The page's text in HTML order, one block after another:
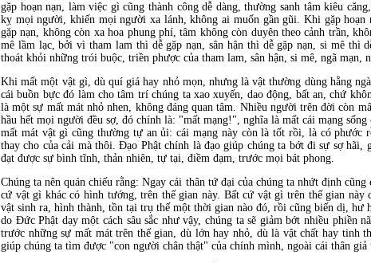
gặp hoạn nạn, làm việc gì cũng thành công dễ dàng, thường sanh tâm kiêu
kỵ mọi người, khiến mọi người xa lánh, không ai muốn gần gũi. Khi gặp
gặp nạn, không còn xa hoa phung phí, tâm không còn duyên theo cảnh trần,
mê lầm lạc, bởi vì tham lam thì dễ gặp nạn, sân hận thì dễ gặp nạn, si mê thì
thoát khỏi những trói buộc, triền phược của tham lam, sân hận, si mê, ngã mạn,
Khi mất một vật gì, dù quí giá hay nhỏ mọn, nhưng là vật thường dùng hằng
cái buồn bực đó làm cho tâm trí chúng ta xao xuyến, dao động, bất an, chứ
là một sự mất mát nhỏ nhen, không đáng quan tâm. Nhiều người trên đời còn
hầu hết mọi người đều sợ, đó chính là: "mất mạng!", nghĩa là mất cái mạng
mất mát vật gì cũng thường tự an ủi: cái mạng này còn là tốt rồi, là có
thay cho của cải mà thôi. Đạo Phật chính là đạo giúp chúng ta bớt đi sự sợ
đạt được sự bình tĩnh, thản nhiên, tự tại, điềm đạm, trước mọi bát phong.
Chúng ta nên quán chiếu rằng: Ngay cái thân tứ đại của chúng ta nhứt định
cứ vật gì khác có hình tướng, trên thế gian này. Bất cứ vật gì trên thế gian
vật sinh ra, hình thành, tồn tại trụ thế một thời gian nào đó, rồi cũng biến dị,
do Đức Phật dạy một cách sâu sắc như vậy, chúng ta sẽ giảm bớt nhiều
trước những sự mất mát trên thế gian, dù lớn hay nhỏ, dù là vật chất hay tinh
giúp chúng ta tìm được "con người chân thật" của chính mình, ngoài cái thân giả